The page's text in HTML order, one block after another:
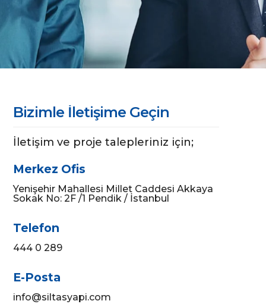
Bizimle İletişime Geçin
İletişim ve proje talepleriniz için;
Merkez Ofis
Yenişehir Mahallesi Millet Caddesi Akkaya
Sokak No: 2F /1 Pendik / İstanbul
Telefon
444 0 289
E-Posta
info@siltasyapi.com